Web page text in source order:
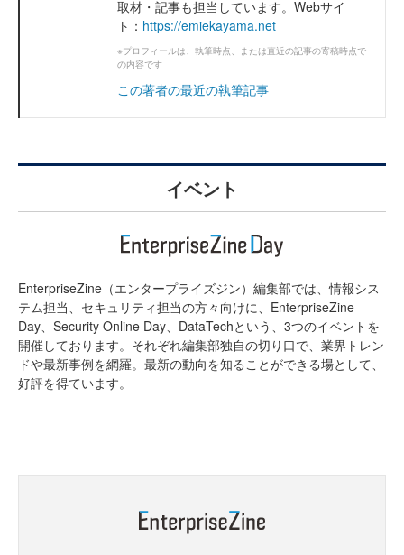
取材・記事も担当しています。Webサイ
ト： https://emiekayama.net
※プロフィールは、執筆時点、または直近の記事の寄稿時点で
の内容です
この著者の最近の執筆記事
イベント
EnterpriseZine（エンタープライズジン）編集部では、情報シス
テム担当、セキュリティ担当の方々向けに、EnterpriseZine
Day、Security Online Day、DataTechという、3つのイベントを
開催しております。それぞれ編集部独自の切り口で、業界トレン
ドや最新事例を網羅。最新の動向を知ることができる場として、
好評を得ています。